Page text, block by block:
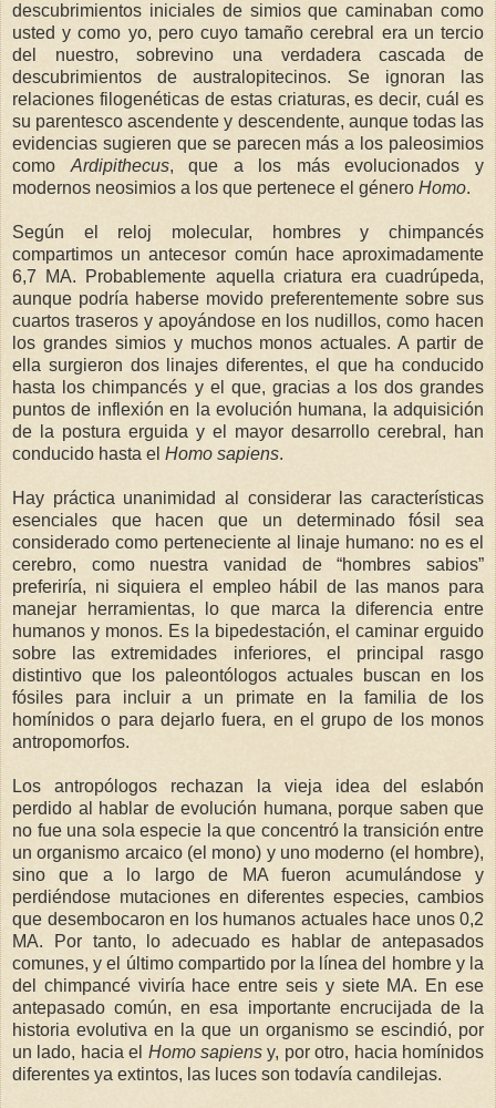
descubrimientos iniciales de simios que caminaban como
usted y como yo, pero cuyo tamaño cerebral era un tercio
del nuestro, sobrevino una verdadera cascada de
descubrimientos de australopitecinos. Se ignoran las
relaciones filogenéticas de estas criaturas, es decir, cuál es
su parentesco ascendente y descendente, aunque todas las
evidencias sugieren que se parecen más a los paleosimios
como Ardipithecus, que a los más evolucionados y
modernos neosimios a los que pertenece el género Homo.
Según el reloj molecular, hombres y chimpancés
compartimos un antecesor común hace aproximadamente
6,7 MA. Probablemente aquella criatura era cuadrúpeda,
aunque podría haberse movido preferentemente sobre sus
cuartos traseros y apoyándose en los nudillos, como hacen
los grandes simios y muchos monos actuales. A partir de
ella surgieron dos linajes diferentes, el que ha conducido
hasta los chimpancés y el que, gracias a los dos grandes
puntos de inflexión en la evolución humana, la adquisición
de la postura erguida y el mayor desarrollo cerebral, han
conducido hasta el Homo sapiens.
Hay práctica unanimidad al considerar las características
esenciales que hacen que un determinado fósil sea
considerado como perteneciente al linaje humano: no es el
cerebro, como nuestra vanidad de “hombres sabios”
preferiría, ni siquiera el empleo hábil de las manos para
manejar herramientas, lo que marca la diferencia entre
humanos y monos. Es la bipedestación, el caminar erguido
sobre las extremidades inferiores, el principal rasgo
distintivo que los paleontólogos actuales buscan en los
fósiles para incluir a un primate en la familia de los
homínidos o para dejarlo fuera, en el grupo de los monos
antropomorfos.
Los antropólogos rechazan la vieja idea del eslabón
perdido al hablar de evolución humana, porque saben que
no fue una sola especie la que concentró la transición entre
un organismo arcaico (el mono) y uno moderno (el hombre),
sino que a lo largo de MA fueron acumulándose y
perdiéndose mutaciones en diferentes especies, cambios
que desembocaron en los humanos actuales hace unos 0,2
MA. Por tanto, lo adecuado es hablar de antepasados
comunes, y el último compartido por la línea del hombre y la
del chimpancé viviría hace entre seis y siete MA. En ese
antepasado común, en esa importante encrucijada de la
historia evolutiva en la que un organismo se escindió, por
un lado, hacia el Homo sapiens y, por otro, hacia homínidos
diferentes ya extintos, las luces son todavía candilejas.